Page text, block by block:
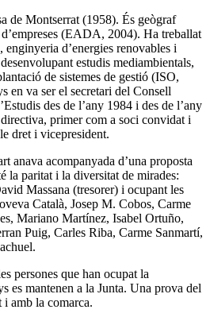
de Montserrat (1958). És geògraf
(EADA, 2004). Ha treballat
enginyeria d’energies renovables i
estudis mediambientals,
de sistemes de gestió (ISO,
en va ser el secretari del Consell
des de l’any 1984 i des de l’any
primer com a soci convidat i
dret i vicepresident.
anava acompanyada d’una proposta
la paritat i la diversitat de mirades:
Massana (tresorer) i ocupant les
Català, Josep M. Cobos, Carme
Mariano Martínez, Isabel Ortuño,
Puig, Carles Riba, Carme Sanmartí,
persones que han ocupat la
es mantenen a la Junta. Una prova del
i amb la comarca.